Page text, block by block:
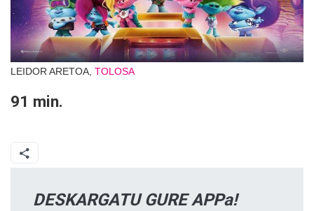
LEIDOR ARETOA, TOLOSA
91 min.
DESKARGATU GURE APPa!